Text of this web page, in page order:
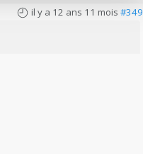
il y a 12 ans 11 mois #349